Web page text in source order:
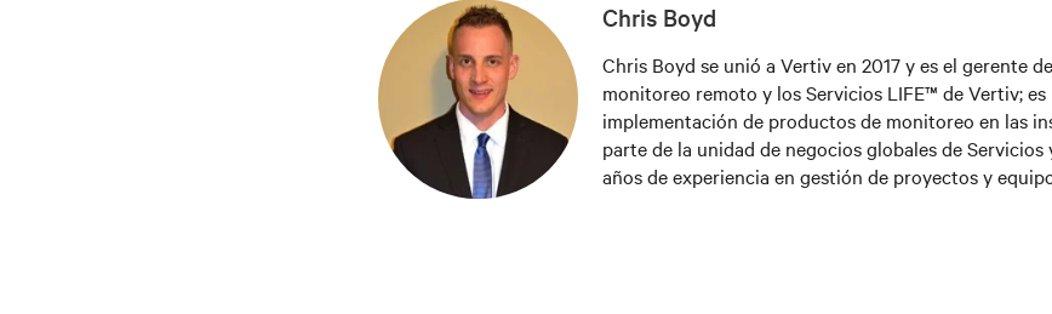
Chris Boyd
Chris Boyd se unió a Vertiv en 2017 y es el gerente
monitoreo remoto y los Servicios LIFE™ de Vertiv; es
implementación de productos de monitoreo en las
parte de la unidad de negocios globales de Servicios
años de experiencia en gestión de proyectos y